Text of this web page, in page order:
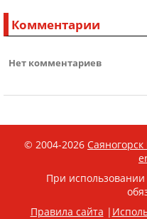
Комментарии
Нет комментариев
© 2004-2026
При
Правила сайта |